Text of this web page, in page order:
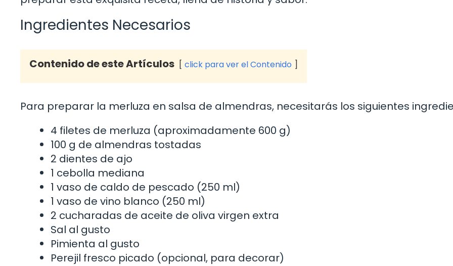
Ingredientes Necesarios
Contenido de este Artículos click para ver el Contenido
Para preparar la merluza en salsa de almendras, necesitarás los siguientes
4 filetes de merluza (aproximadamente 600 g)
100 g de almendras tostadas
2 dientes de ajo
1 cebolla mediana
1 vaso de caldo de pescado (250 ml)
1 vaso de vino blanco (250 ml)
2 cucharadas de aceite de oliva virgen extra
Sal al gusto
Pimienta al gusto
Perejil fresco picado (opcional, para decorar)